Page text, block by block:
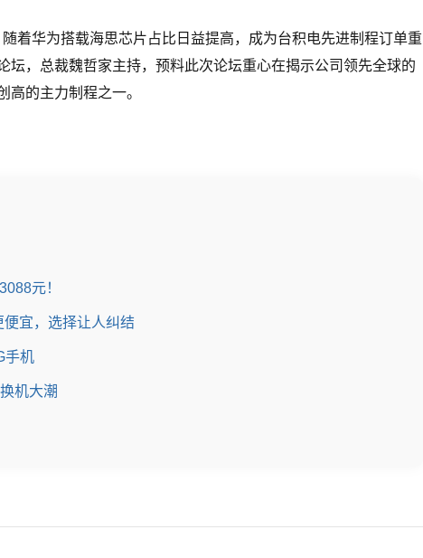
着华为搭载海思芯片占比日益提高，成为台积电先进制程订单重
，总裁魏哲家主持，预料此次论坛重心在揭示公司领先全球的
高的主力制程之一。
元！
宜，选择让人纠结
手机
机大潮